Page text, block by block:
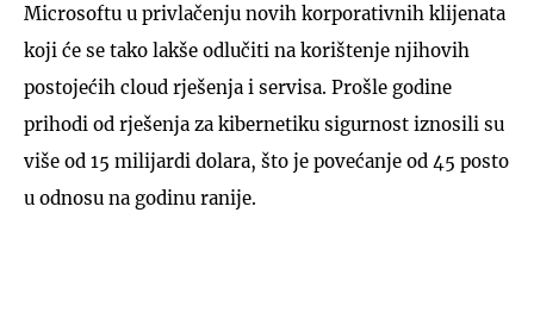
Microsoftu u privlačenju novih korporativnih klijenata
koji će se tako lakše odlučiti na korištenje njihovih
postojećih cloud rješenja i servisa. Prošle godine
prihodi od rješenja za kibernetiku sigurnost iznosili su
više od 15 milijardi dolara, što je povećanje od 45 posto
u odnosu na godinu ranije.